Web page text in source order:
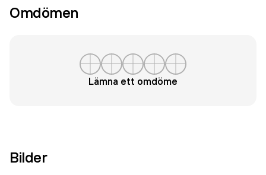
Omdömen
Lämna ett omdöme
Bilder